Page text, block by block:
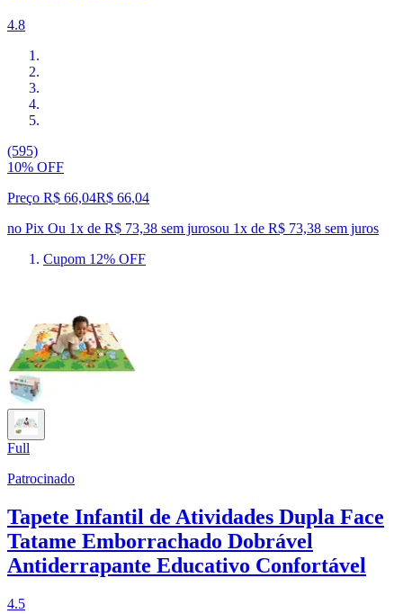
4.8
(595)
10% OFF
Preço R$ 66,04R$ 66,04
no Pix Ou 1x de R$ 73,38 sem jurosou 1x de R$ 73,38 sem juros
Cupom 12% OFF
Full
Patrocinado
Tapete Infantil de Atividades Dupla Face
Tatame Emborrachado Dobrável
Antiderrapante Educativo Confortável
4.5